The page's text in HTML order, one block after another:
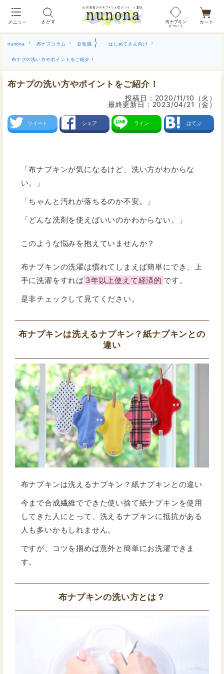
nunona 布ナプコラム 豆知識 | はじめてさん向け
布ナプの洗い方やポイントをご紹介！
布ナプの洗い方やポイントをご紹介！
投稿日： 2020/11/10（火）
最終更新日： 2023/04/21（金）
ツイート シェア ライン はてぶ
「布ナプキンが気になるけど、洗い方がわからな
い。」
「ちゃんと汚れが落ちるのか不安。」
「どんな洗剤を使えばいいのかわからない。」
このような悩みを抱えていませんか？
布ナプキンの洗濯は慣れてしまえば簡単にでき、上
手に洗濯をすれば 3年以上使えて経済的 です。
是非チェックして見てください。
布ナプキンは洗えるナプキン？紙ナプキンとの
違い
布ナプキンは洗えるナプキン？紙ナプキンとの違い
今まで合成繊維でできた使い捨て紙ナプキンを使用
してきた人にとって、洗えるナプキンに抵抗がある
人も多いかもしれません。
ですが、コツを掴めば意外と簡単にお洗濯できま
す。
布ナプキンの洗い方とは？